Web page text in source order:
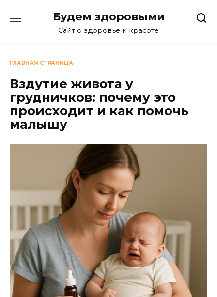
Будем здоровыми
Сайт о здоровье и красоте
ГЛАВНАЯ СТРАНИЦА
Вздутие живота у
грудничков: почему это
происходит и как помочь
малышу